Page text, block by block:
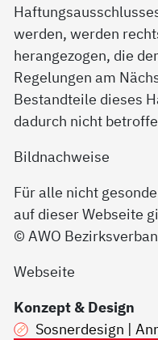
werden, werden
herangezogen, die
Regelungen am
Bestandteile dieses
dadurch nicht
Bildnachweise
Für alle nicht
auf dieser Webseite
© AWO
Webseite
Konzept & Design
Sosnerdesign |